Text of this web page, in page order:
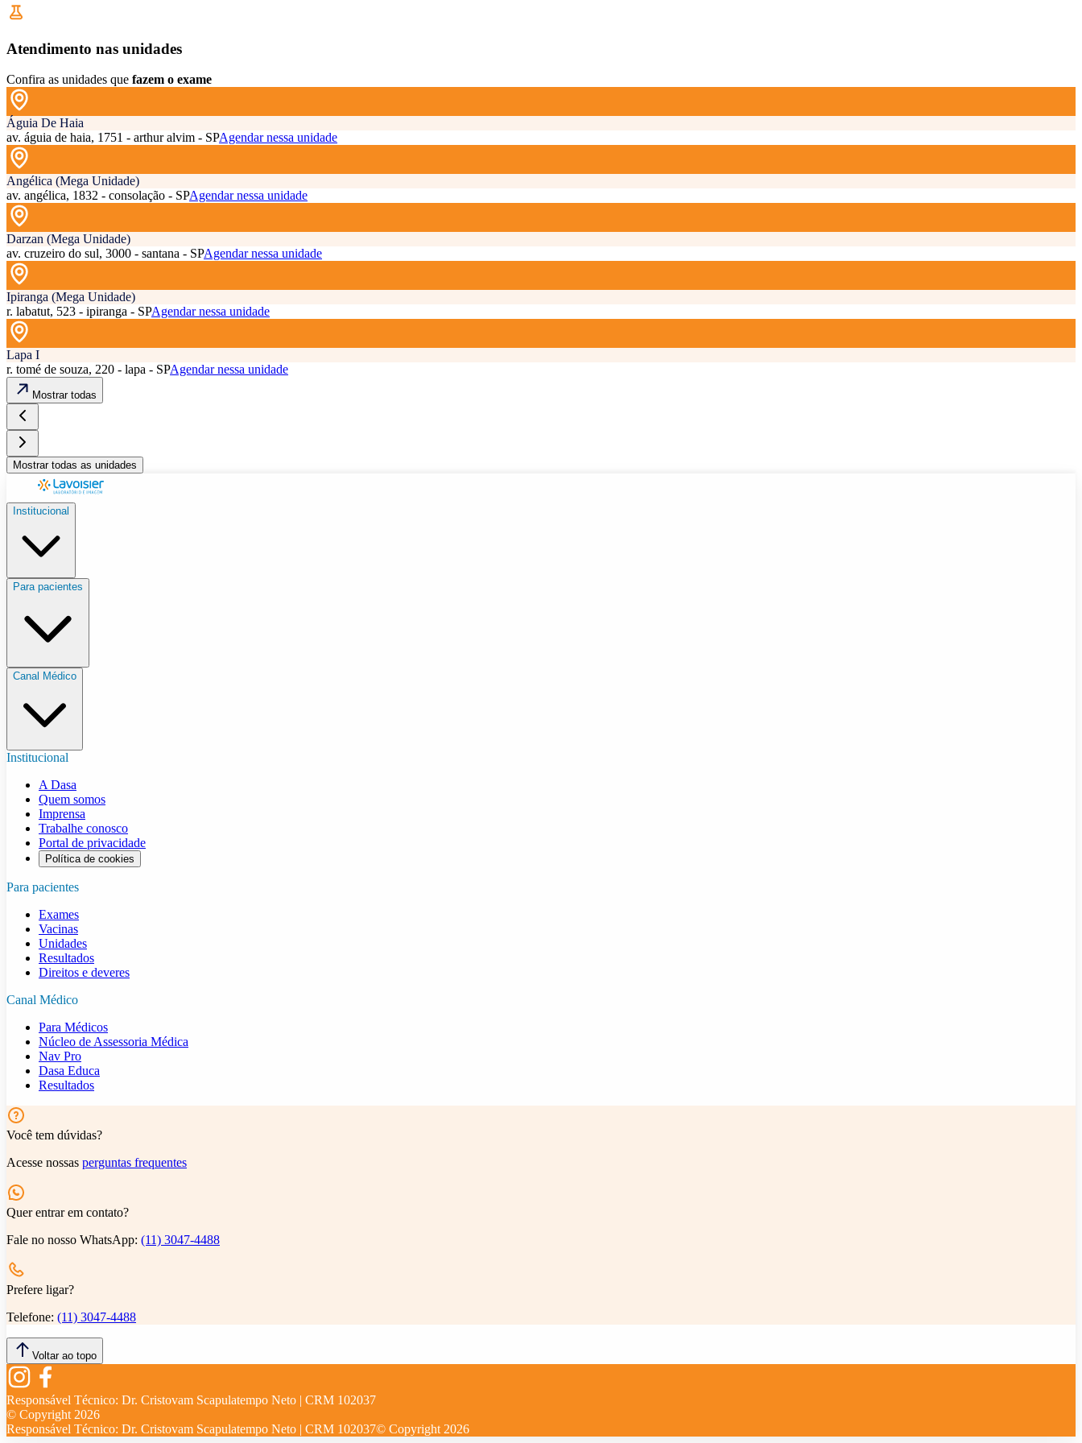
Atendimento nas unidades
Confira as unidades que fazem o exame
Águia De Haia
av. águia de haia, 1751 - arthur alvim - SPAgendar nessa unidade
Angélica (Mega Unidade)
av. angélica, 1832 - consolação - SPAgendar nessa unidade
Darzan (Mega Unidade)
av. cruzeiro do sul, 3000 - santana - SPAgendar nessa unidade
Ipiranga (Mega Unidade)
r. labatut, 523 - ipiranga - SPAgendar nessa unidade
Lapa I
r. tomé de souza, 220 - lapa - SPAgendar nessa unidade
Mostrar todas
Mostrar todas as unidades
Institucional
Para pacientes
Canal Médico
Institucional
A Dasa
Quem somos
Imprensa
Trabalhe conosco
Portal de privacidade
Política de cookies
Para pacientes
Exames
Vacinas
Unidades
Resultados
Direitos e deveres
Canal Médico
Para Médicos
Núcleo de Assessoria Médica
Nav Pro
Dasa Educa
Resultados
Você tem dúvidas?
Acesse nossas perguntas frequentes
Quer entrar em contato?
Fale no nosso WhatsApp: (11) 3047-4488
Prefere ligar?
Telefone: (11) 3047-4488
Voltar ao topo
Responsável Técnico: Dr. Cristovam Scapulatempo Neto | CRM 102037
© Copyright 2026
Responsável Técnico: Dr. Cristovam Scapulatempo Neto | CRM 102037© Copyright 2026